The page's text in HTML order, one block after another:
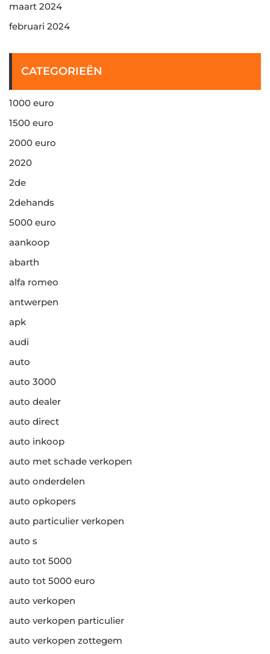
maart 2024
februari 2024
CATEGORIEËN
1000 euro
1500 euro
2000 euro
2020
2de
2dehands
5000 euro
aankoop
abarth
alfa romeo
antwerpen
apk
audi
auto
auto 3000
auto dealer
auto direct
auto inkoop
auto met schade verkopen
auto onderdelen
auto opkopers
auto particulier verkopen
auto s
auto tot 5000
auto tot 5000 euro
auto verkopen
auto verkopen particulier
auto verkopen zottegem